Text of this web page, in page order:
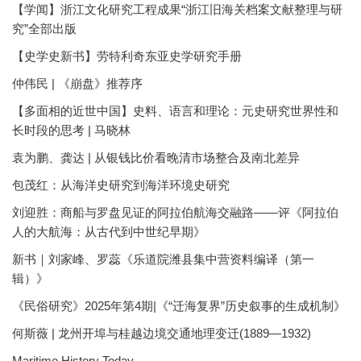
【学闻】浙江文化研究工程成果“浙江旧海关档案文献整理与研
究”全部出版
【史学史新书】劳特利奇东亚史学研究手册
仲伟民 | 《崩盘》推荐序
【多面相的近世中国】史料、语言和理论：元史研究世界性和
长时段的思考 | 马晓林
袁为鹏、龚达 | 从银钱比价看晚清市场整合及南北差异
包茂红：从海洋史研究到海洋环境史研究
刘迎胜：商船与罗盘见证的阿拉伯航海交融路——评《阿拉伯
人的大航海：从古代到中世纪早期》
新书｜刘家峰、罗蕊《乐道院潍县集中营资料编译（第一
辑）》
《民俗研究》2025年第4期|《“迁海复界”历史叙事的生成机制》
何斯薇 | 龙州开埠与桂越边境交通地理变迁(1889—1932)